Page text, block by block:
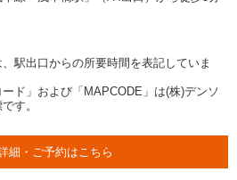
駅出口からの所要時間を表記していま
ド」および「MAPCODE」は(株)デンソ
す。
細・ご予約はこちら